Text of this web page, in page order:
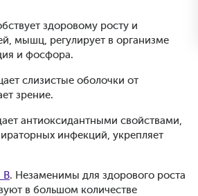
здоровому росту и
мышц, регулирует в организме
и фосфора.
слизистые оболочки от
зрение.
антиоксидантными свойствами,
инфекций, укрепляет
В. Незаменимы для здорового роста
в большом количестве